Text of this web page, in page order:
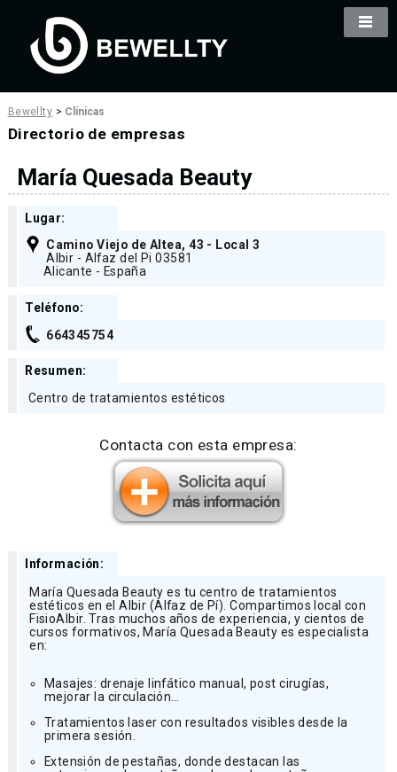
Bewellty > Clínicas
Directorio de empresas
María Quesada Beauty
Lugar:
Camino Viejo de Altea, 43 - Local 3
Albir - Alfaz del Pi 03581
Alicante - España
Teléfono:
664345754
Resumen:
Centro de tratamientos estéticos
Contacta con esta empresa:
Información:
María Quesada Beauty es tu centro de tratamientos
estéticos en el Albir (Alfaz de Pí). Compartimos local con
FisioAlbir. Tras muchos años de experiencia, y cientos de
cursos formativos, María Quesada Beauty es especialista
en:
Masajes: drenaje linfático manual, post cirugías,
mejorar la circulación…
Tratamientos laser con resultados visibles desde la
primera sesión.
Extensión de pestañas, donde destacan las